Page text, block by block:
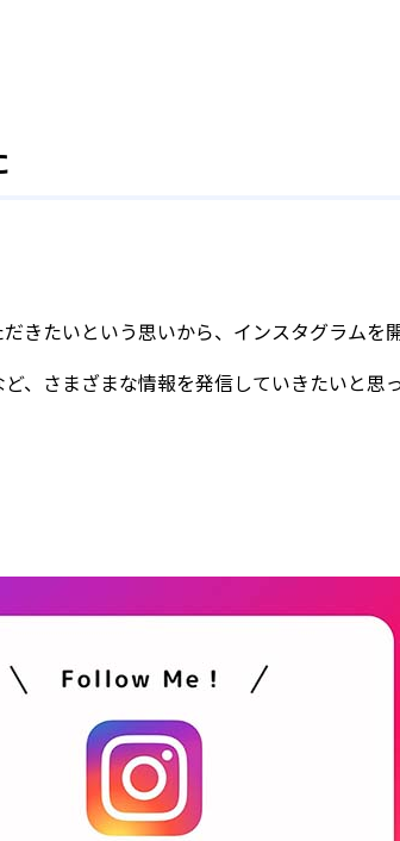
きたいという思いから、インスタグラムを
、さまざまな情報を発信していきたいと思っ